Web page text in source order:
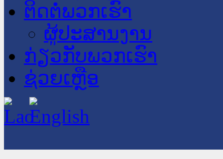
ຕິດຕໍ່ພວກເຮົາ
ຜູ້ປະສານງານ
ກ່ຽວກັບພວກເຮົາ
ຊ່ວຍເຫຼືອ